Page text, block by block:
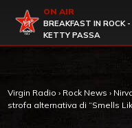
Virgin Radio
ON AIR
BREAKFAST IN ROCK -
KETTY PASSA
Virgin Radio › Rock News ›
strofa alternativa di “Smells